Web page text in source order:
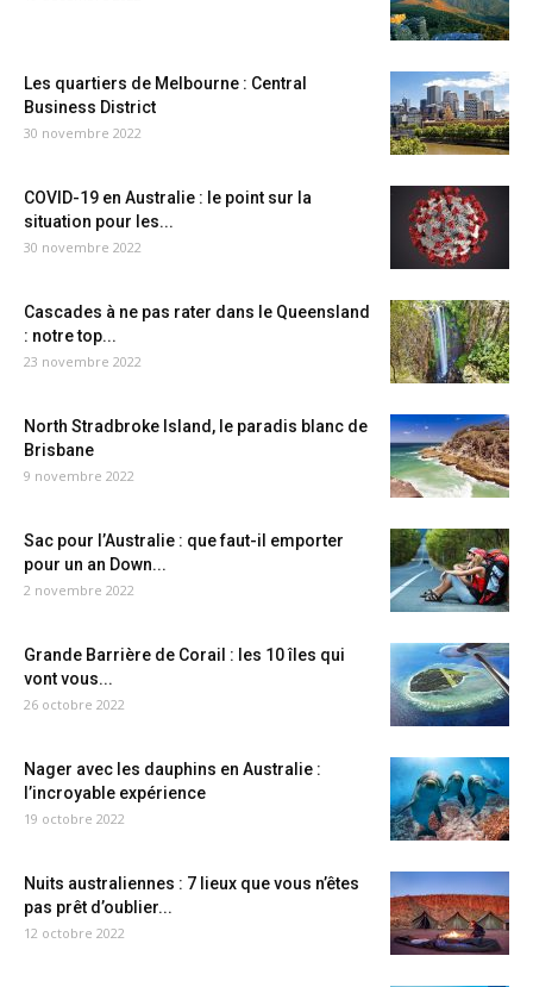
Les quartiers de Melbourne : Central
Business District
30 novembre 2022
COVID-19 en Australie : le point sur la
situation pour les...
30 novembre 2022
Cascades à ne pas rater dans le Queensland
: notre top...
23 novembre 2022
North Stradbroke Island, le paradis blanc de
Brisbane
9 novembre 2022
Sac pour l’Australie : que faut-il emporter
pour un an Down...
2 novembre 2022
Grande Barrière de Corail : les 10 îles qui
vont vous...
26 octobre 2022
Nager avec les dauphins en Australie :
l’incroyable expérience
19 octobre 2022
Nuits australiennes : 7 lieux que vous n’êtes
pas prêt d’oublier...
12 octobre 2022